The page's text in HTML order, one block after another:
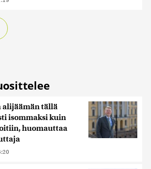
alijäämän tällä
isommaksi kuin
huomauttaa